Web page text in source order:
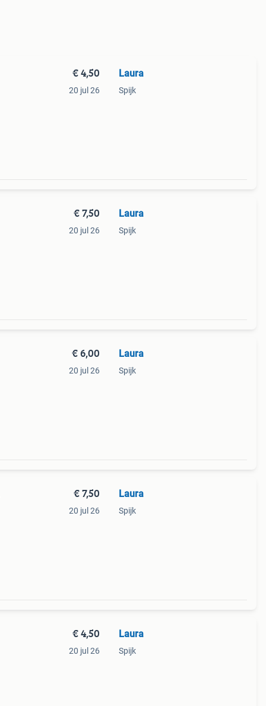
€ 4,50
20 jul 26
Laura
Spijk
€ 7,50
20 jul 26
Laura
Spijk
€ 6,00
20 jul 26
Laura
Spijk
€ 7,50
20 jul 26
Laura
Spijk
€ 4,50
20 jul 26
Laura
Spijk